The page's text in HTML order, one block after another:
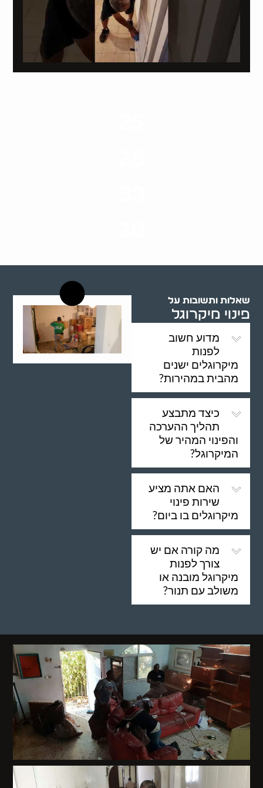
שאלות ותשובות על
פינוי מיקרוגל
מדוע חשוב
לפנות
מיקרוגלים ישנים
מהבית במהירות?
כיצד מתבצע
תהליך ההערכה
והפינוי המהיר של
המיקרוגל?
האם אתה מציע
שירות פינוי
מיקרוגלים בו ביום?
מה קורה אם יש
צורך לפנות
מיקרוגל מובנה או
משולב עם תנור?